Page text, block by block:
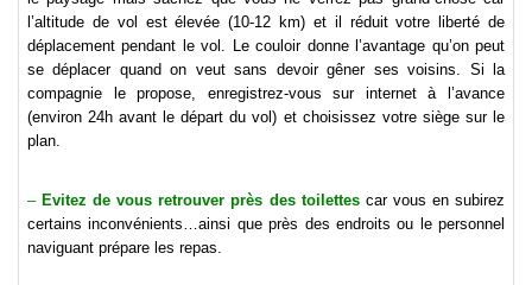
l’altitude de vol est élevée (10-12 km) et il réduit votre liberté de
déplacement pendant le vol. Le couloir donne l’avantage qu’on peut
se déplacer quand on veut sans devoir gêner ses voisins. Si la
compagnie le propose, enregistrez-vous sur internet à l’avance
(environ 24h avant le départ du vol) et choisissez votre siège sur le
plan.
– Evitez de vous retrouver près des toilettescar vous en subirez
certains inconvénients…ainsi que près des endroits ou le personnel
naviguant prépare les repas.